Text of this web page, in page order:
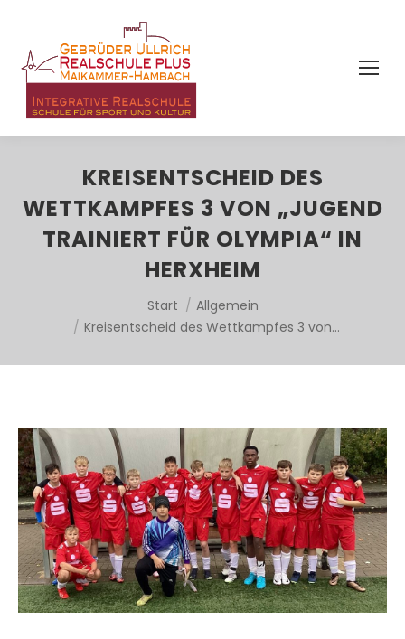
KREISENTSCHEID DES
WETTKAMPFES 3 VON „JUGEND
TRAINIERT FÜR OLYMPIA“ IN
HERXHEIM
Sie befinden sich hier:Start
Allgemein
Kreisentscheid des Wettkampfes 3 von…